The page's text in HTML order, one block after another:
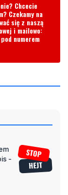
Chcecie
Czekamy na
się z naszą
i mailowo:
numerem
-